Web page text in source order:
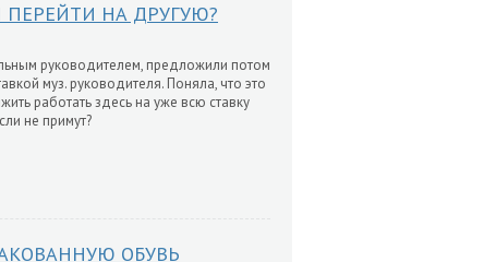
НА ДРУГУЮ?
руководителем, предложили потом
муз. руководителя. Поняла, что это
работать здесь на уже всю ставку
не примут?
ОБУВЬ